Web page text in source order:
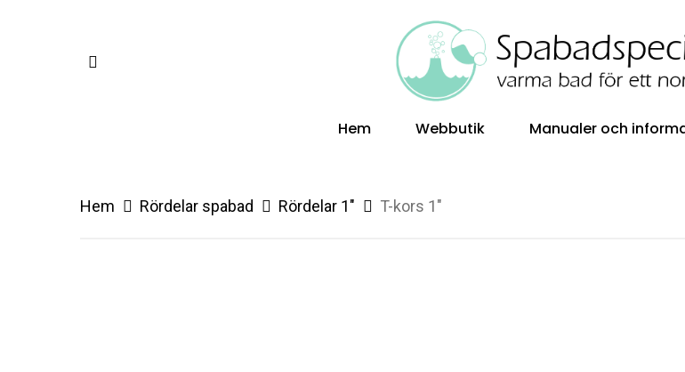
facebook
Hem Webbutik Manualer och
Hem Rördelar spabad Rördelar 1" T-kors 1″